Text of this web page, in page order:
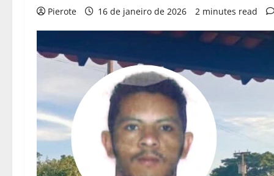
Pierote 16 de janeiro de 2026 2 minutes read